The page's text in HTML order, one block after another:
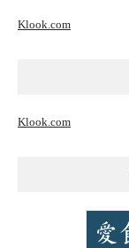
Klook.com
Klook.com